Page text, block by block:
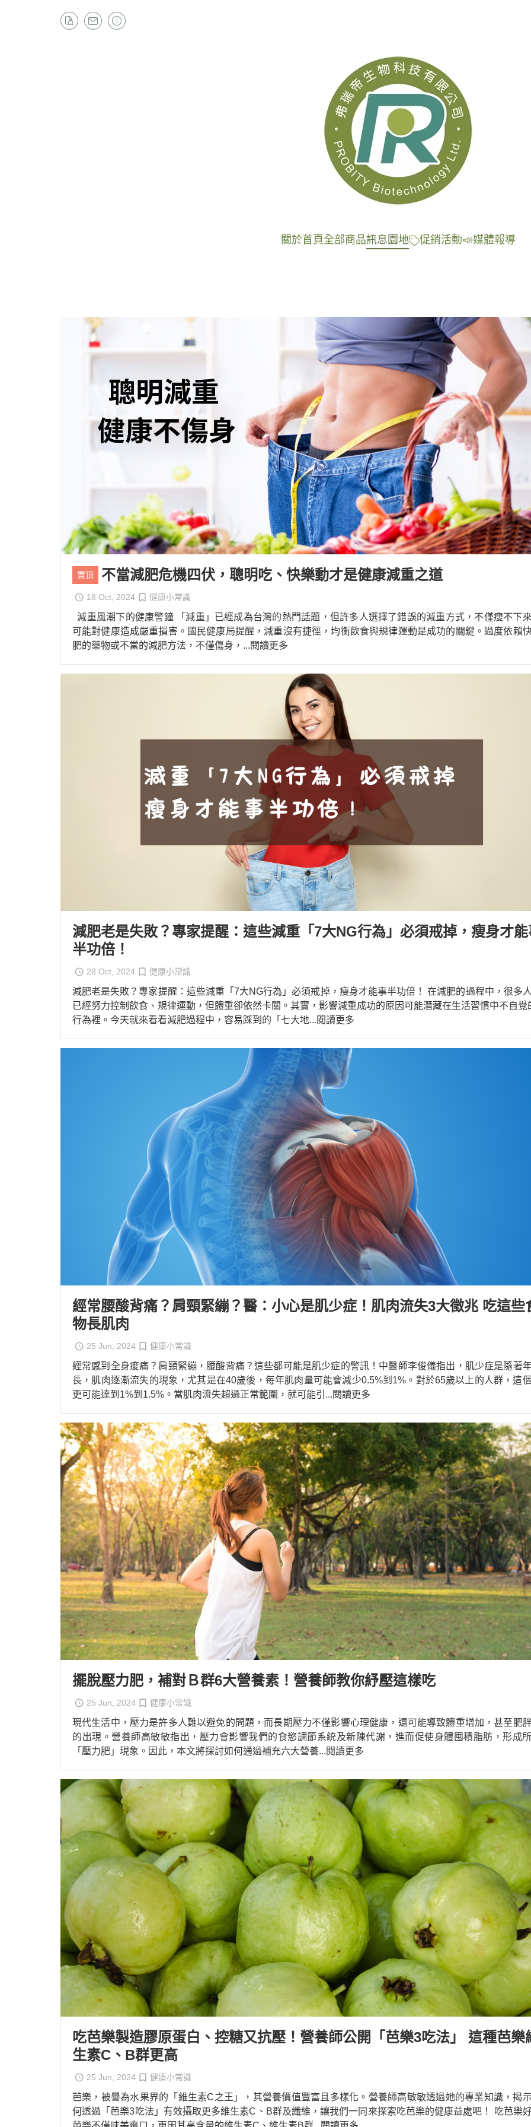
關於首頁 全部商品訊息園地 促銷活動📣媒體報導
置頂 不當減肥危機四伏，聰明吃、快樂動才是健康減重之道
18 Oct, 2024 健康小常識
減重風潮下的健康警鐘 「減重」已經成為台灣的熱門話題，但許多人選擇了錯誤的減重方式，不僅瘦不下
可能對健康造成嚴重損害。國民健康局提醒，減重沒有捷徑，均衡飲食與規律運動是成功的關鍵。過度依賴
肥的藥物或不當的減肥方法，不僅傷身， ...閱讀更多
減肥老是失敗？專家提醒：這些減重「7大NG行為」必須戒掉，瘦身才
半功倍！
28 Oct, 2024 健康小常識
減肥老是失敗？專家提醒：這些減重「7大NG行為」必須戒掉，瘦身才能事半功倍！ 在減肥的過程中，很多
已經努力控制飲食、規律運動，但體重卻依然卡關。其實，影響減重成功的原因可能潛藏在生活習慣中不自覺
行為裡。今天就來看看減肥過程中，容易踩到的「七大地...閱讀更多
經常腰酸背痛？肩頸緊繃？醫：小心是肌少症！肌肉流失3大徵兆 吃這些
物長肌肉
25 Jun, 2024 健康小常識
經常感到全身痠痛？肩頸緊繃，腰酸背痛？這些都可能是肌少症的警訊！中醫師李俊儀指出，肌少症是隨著
長，肌肉逐漸流失的現象，尤其是在40歲後，每年肌肉量可能會減少0.5%到1%。對於65歲以上的人群，這
更可能達到1%到1.5%。當肌肉流失超過正常範圍，就可能引 ...閱讀更多
擺脫壓力肥，補對Ｂ群6大營養素！營養師教你紓壓這樣吃
25 Jun, 2024 健康小常識
現代生活中，壓力是許多人難以避免的問題，而長期壓力不僅影響心理健康，還可能導致體重增加，甚至肥
的出現。營養師高敏敏指出，壓力會影響我們的食慾調節系統及新陳代謝，進而促使身體囤積脂肪，形成
「壓力肥」現象。因此，本文將探討如何通過補充六大營養...閱讀更多
吃芭樂製造膠原蛋白、控糖又抗壓！營養師公開「芭樂3吃法」 這種芭樂
生素C、B群更高
25 Jun, 2024 健康小常識
芭樂，被譽為水果界的「維生素C之王」，其營養價值豐富且多樣化。營養師高敏敏透過她的專業知識，揭
何透過「芭樂3吃法」有效攝取更多維生素C、B群及纖維，讓我們一同來探索吃芭樂的健康益處吧！ 吃芭樂